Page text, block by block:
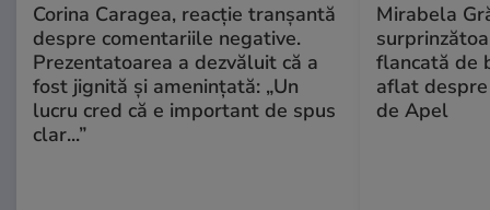
Corina Caragea, reacție tranșantă
despre comentariile negative.
Prezentatoarea a dezvăluit că a
fost jignită și amenințată: „Un
lucru cred că e important de spus
clar...”
Mirabela
flancată de
aflat
de Apel